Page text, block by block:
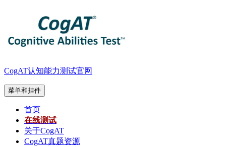
容
CogAT认知能力测试官网
菜单和挂件
首页
在线测试
关于CogAT
CogAT真题资源